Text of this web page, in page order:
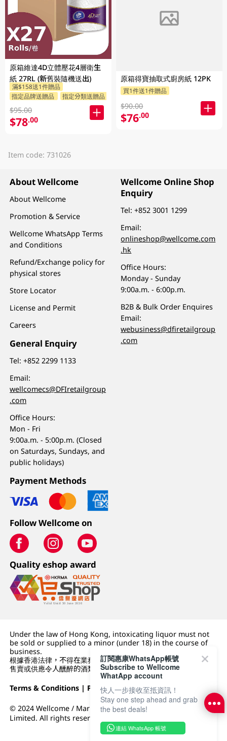
原箱維達4D立體壓花4層衛生
紙 27RL (新舊裝隨機送出)
滿$158送1件贈品
指定品牌送贈品
指定分類送贈品
$95.00
$78.00
原箱得寶抽取式廚房紙 12PK
買1件送1件贈品
$90.00
$76.00
Item code: 731026
About Wellcome
About Wellcome
Promotion & Service
Wellcome WhatsApp Terms
and Conditions
Refund/Exchange policy for
physical stores
Store Locator
License and Permit
Careers
General Enquiry
Tel:+852 2299 1133
Email:
wellcomecs@DFIretailgroup
.com
Office Hours:
Mon - Fri
9:00a.m. - 5:00p.m. (Closed
on Saturdays, Sundays, and
public holidays)
Wellcome Online Shop
Enquiry
Tel:+852 3001 1299
Email:
onlineshop@wellcome.com
.hk
Office Hours:
Monday - Sunday
9:00a.m. - 6:00p.m.
B2B & Bulk Order Enquires
Email:
webusiness@dfiretailgroup
.com
Payment Methods
Follow Wellcome on
Quality eshop award
Under the law of Hong Kong, intoxicating liquor must not
be sold or supplied to a minor (under 18) in the course of
business.
根據香港法律，不得在業務過程中，向未成年人 (18 歲以下人士)
售賣或供應令人醺醉的酒類。
Terms & Conditions | Privacy Policy|DFI Retail Group
© 2024 Wellcome / Market Place. The Dairy Farm Company
Limited. All rights reserved.
訂閱惠康WhatsApp帳號
Subscribe to Wellcome
WhatApp account
快人一步接收至抵資訊！
Stay one step ahead and grab
the best deals!
連結 WhatsApp 帳號